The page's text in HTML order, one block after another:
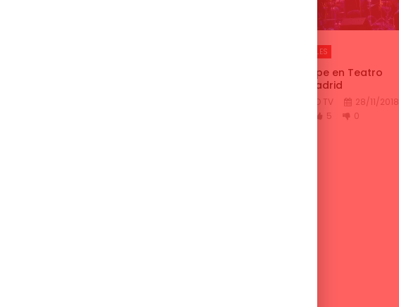
REVISTAS DIGITALES
Sergio de Lope en Teatro
Flamenco Madrid
DE FLAMENCO TV
28/11/2018
5 0